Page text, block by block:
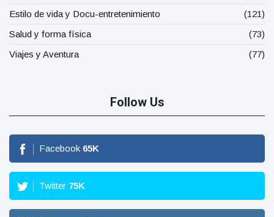
Estilo de vida y Docu-entretenimiento
(121)
Salud y forma física
(73)
Viajes y Aventura
(77)
Follow Us
Facebook 65K
Twitter 75K